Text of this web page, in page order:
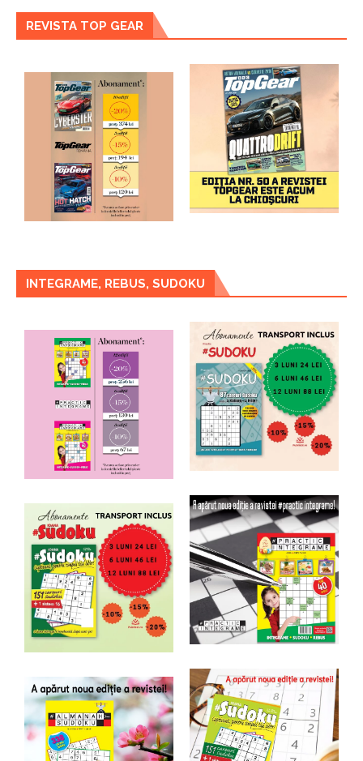
REVISTA TOP GEAR
INTEGRAME, REBUS, SUDOKU